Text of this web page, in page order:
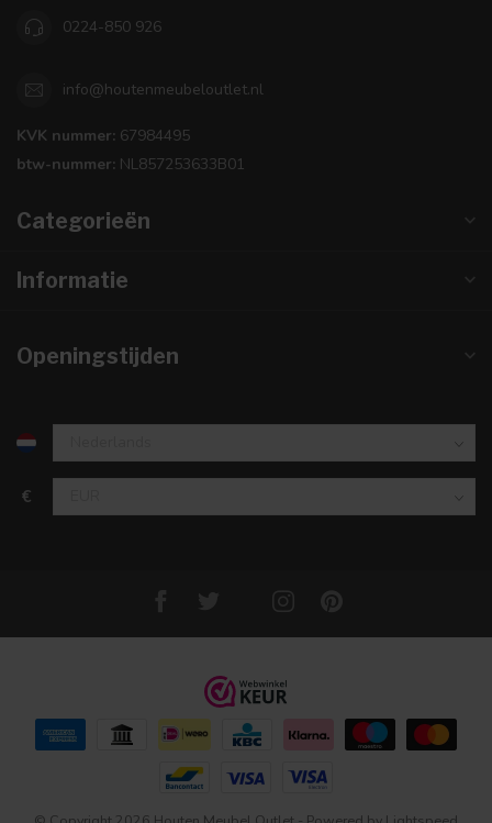
0224-850 926
info@houtenmeubeloutlet.nl
KVK nummer: 67984495
btw-nummer: NL857253633B01
Categorieën
Informatie
Openingstijden
€